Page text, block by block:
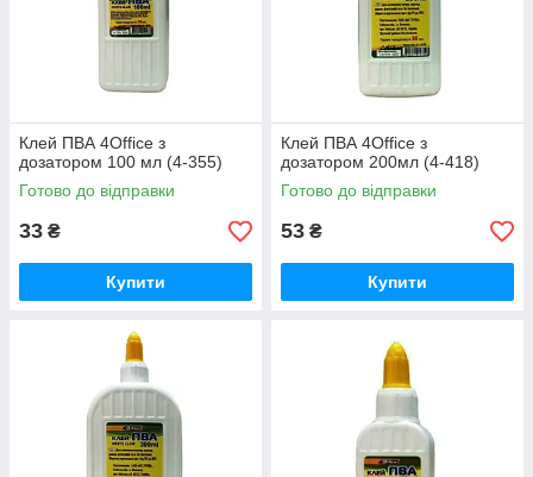
Клей ПВА 4Office з
дозатором 100 мл (4-355)
Готово до відправки
33 ₴
Купити
Клей ПВА 4Office з
дозатором 200мл (4-418)
Готово до відправки
53 ₴
Купити